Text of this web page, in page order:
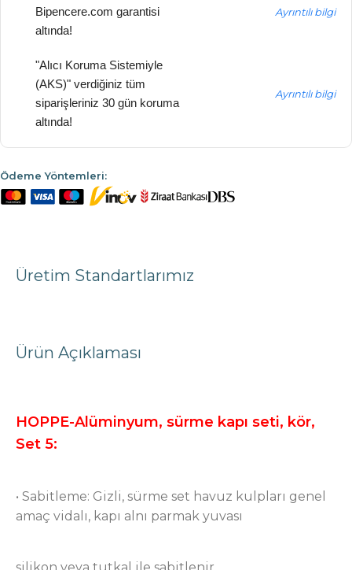
Bipencere.com garantisi
altında!
Ayrıntılı bilgi
"Alıcı Koruma Sistemiyle
(AKS)" verdiğiniz tüm
siparişleriniz 30 gün koruma
altında!
Ayrıntılı bilgi
Ödeme Yöntemleri:
Ürün Açıklaması
HOPPE-Alüminyum, sürme kapı seti, kör,
Set 5:
• Sabitleme: Gizli, sürme set havuz kulpları genel
amaç vidalı, kapı alnı parmak yuvası
Üretim Standartlarımız